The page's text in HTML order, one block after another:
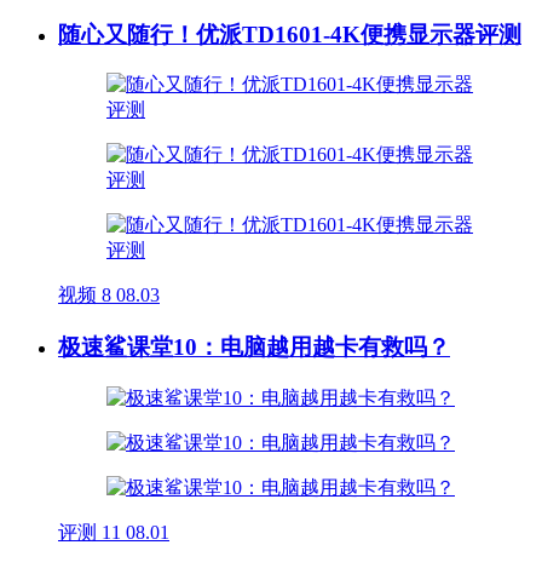
随心又随行！优派TD1601-4K便携显示器评测
视频 8 08.03
极速鲨课堂10：电脑越用越卡有救吗？
评测 11 08.01